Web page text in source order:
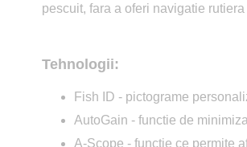
pescuit, fara a oferi navigatie
Tehnologii:
Fish ID - pictograme
AutoGain - functie de
A-Scope - functie ce permite